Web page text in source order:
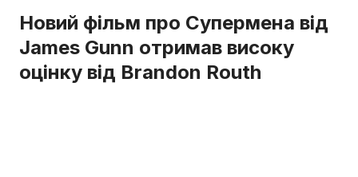
Новий фільм про Супермена від
James Gunn отримав високу
оцінку від Brandon Routh